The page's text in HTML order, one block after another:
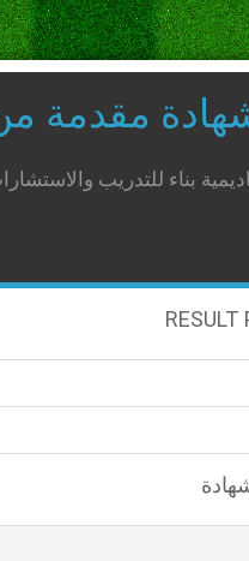
مقدمة
بناء للتدريب
RESULT